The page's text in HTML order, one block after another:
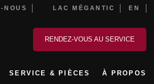
NOUS LAC MÉGANTIC EN
RENDEZ-VOUS AU SERVICE
SERVICE & PIÈCES À PROPOS